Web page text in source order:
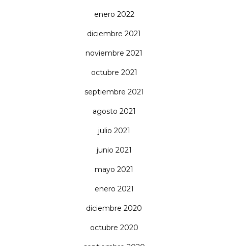
enero 2022
diciembre 2021
noviembre 2021
octubre 2021
septiembre 2021
agosto 2021
julio 2021
junio 2021
mayo 2021
enero 2021
diciembre 2020
octubre 2020